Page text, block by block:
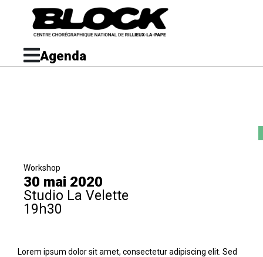
Agenda
Workshop
30 mai 2020
Studio La Velette
19h30
Lorem ipsum dolor sit amet, consectetur adipiscing elit. Sed